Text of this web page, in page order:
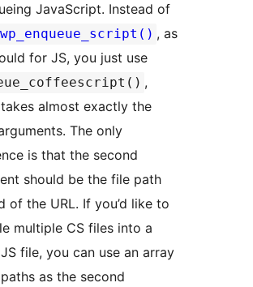
JavaScript. Instead of
wp_enqueue_script() , as
for JS, you just use
,
almost exactly the
The only
is that the second
should be the file path
URL. If you’d like to
multiple CS files into a
file, you can use an array
as the second